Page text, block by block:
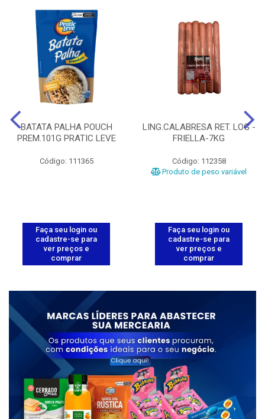
BATATA PALHA POUCH
PREM.101G PRATIC LEVE
Código: 111365
Faça seu login ou
cadastre-se para
ver preços e
comprar
LING.CALABRESA RET. LOG -
FRIELLA-7KG
Código: 112358
Produto de peso variável
Faça seu login ou
cadastre-se para
ver preços e
comprar